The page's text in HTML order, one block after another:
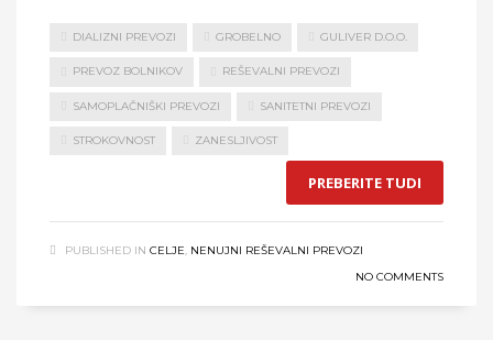
DIALIZNI PREVOZI GROBELNO GULIVER D.O.O.
PREVOZ BOLNIKOV REŠEVALNI PREVOZI
SAMOPLAČNIŠKI PREVOZI SANITETNI PREVOZI
STROKOVNOST ZANESLJIVOST
PREBERITE TUDI
PUBLISHED IN CELJE, NENUJNI REŠEVALNI PREVOZI
NO COMMENTS